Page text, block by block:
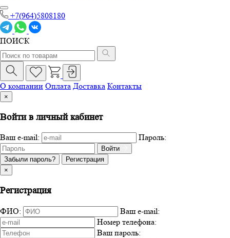
+7(964)5808180
ПОИСК
О компании Оплата Доставка Контакты
×
Войти в личный кабинет
Ваш e-mail: Пароль:
Войти
Забыли пароль?
Регистрация
×
Регистрация
ФИО:
Ваш e-mail:
Номер телефона:
Ваш пароль: